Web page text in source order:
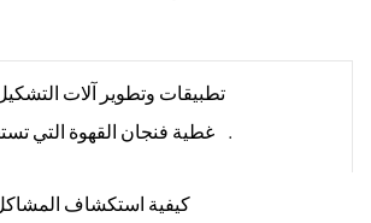
تطبيقات وتطوير آلات
لأغطية فنجان القهوة التي
كيفية استكشاف